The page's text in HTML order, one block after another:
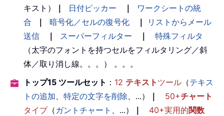
キスト）
｜ 日付ピッカー ｜
ワークシートの統
合
｜ 暗号化／セルの復号化 ｜
リストからメール
送信
｜ スーパーフィルター ｜
特殊フィルタ
（太字のフォントを持つセルをフィルタリング／斜
体／取り消し線。。。） 。。。
トップ15 ツールセット ： 12 テキスト ツール （テキス
トの追加、 特定の文字を削除、...） ｜ 50+チャート
タイプ（ ガントチャート 、...） ｜ 40+実用的関数